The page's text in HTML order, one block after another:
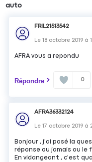
auto
FRIL21513542
Le18 octobre 2019 à
AFRA vous a repondu
Répondre 0
AFRA36332124
Le17 octobre 2019 à
Bonjour , j'ai posé la
réponse ou jamais ou
En vidangeant , c'est